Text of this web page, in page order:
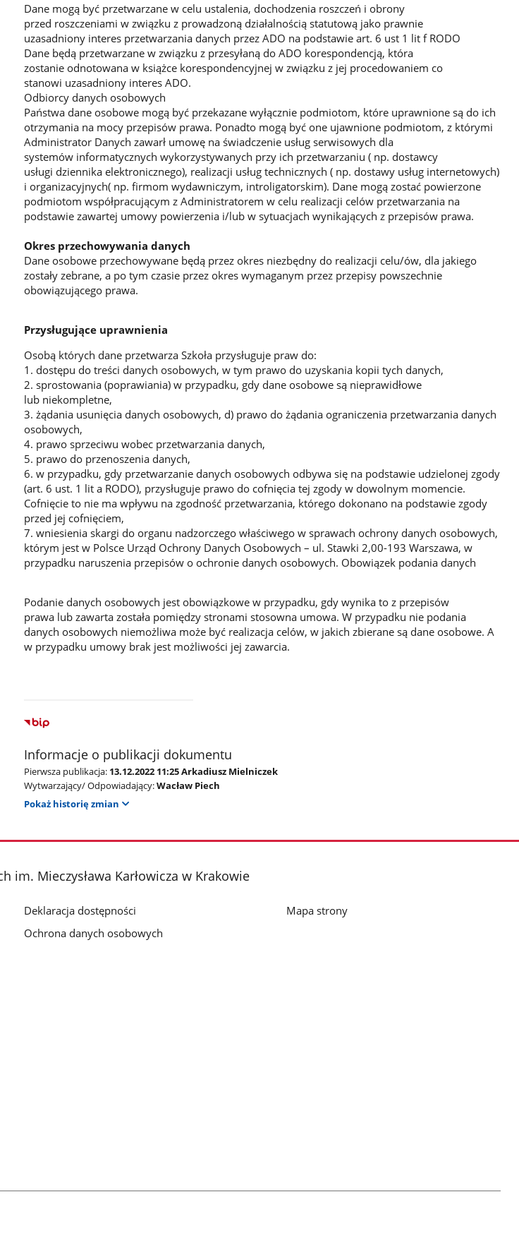
Dane mogą być przetwarzane w celu ustalenia, dochodzenia roszczeń i obrony
przed roszczeniami w związku z prowadzoną działalnością statutową jako prawnie
uzasadniony interes przetwarzania danych przez ADO na podstawie art. 6 ust 1 lit f RODO
Dane będą przetwarzane w związku z przesyłaną do ADO korespondencją, która
zostanie odnotowana w książce korespondencyjnej w związku z jej procedowaniem co
stanowi uzasadniony interes ADO.
Odbiorcy danych osobowych
Państwa dane osobowe mogą być przekazane wyłącznie podmiotom, które uprawnione są do ich
otrzymania na mocy przepisów prawa. Ponadto mogą być one ujawnione podmiotom, z którymi
Administrator Danych zawarł umowę na świadczenie usług serwisowych dla
systemów informatycznych wykorzystywanych przy ich przetwarzaniu ( np. dostawcy
usługi dziennika elektronicznego), realizacji usług technicznych ( np. dostawy usług internetowych)
i organizacyjnych( np. firmom wydawniczym, introligatorskim). Dane mogą zostać powierzone
podmiotom współpracującym z Administratorem w celu realizacji celów przetwarzania na
podstawie zawartej umowy powierzenia i/lub w sytuacjach wynikających z przepisów prawa.
Okres przechowywania danych
Dane osobowe przechowywane będą przez okres niezbędny do realizacji celu/ów, dla jakiego
zostały zebrane, a po tym czasie przez okres wymaganym przez przepisy powszechnie
obowiązującego prawa.
Przysługujące uprawnienia
Osobą których dane przetwarza Szkoła przysługuje praw do:
1. dostępu do treści danych osobowych, w tym prawo do uzyskania kopii tych danych,
2. sprostowania (poprawiania) w przypadku, gdy dane osobowe są nieprawidłowe
lub niekompletne,
3. żądania usunięcia danych osobowych, d) prawo do żądania ograniczenia przetwarzania danych
osobowych,
4. prawo sprzeciwu wobec przetwarzania danych,
5. prawo do przenoszenia danych,
6. w przypadku, gdy przetwarzanie danych osobowych odbywa się na podstawie udzielonej zgody
(art. 6 ust. 1 lit a RODO), przysługuje prawo do cofnięcia tej zgody w dowolnym momencie.
Cofnięcie to nie ma wpływu na zgodność przetwarzania, którego dokonano na podstawie zgody
przed jej cofnięciem,
7. wniesienia skargi do organu nadzorczego właściwego w sprawach ochrony danych osobowych,
którym jest w Polsce Urząd Ochrony Danych Osobowych – ul. Stawki 2,00-193 Warszawa, w
przypadku naruszenia przepisów o ochronie danych osobowych. Obowiązek podania danych
Podanie danych osobowych jest obowiązkowe w przypadku, gdy wynika to z przepisów
prawa lub zawarta została pomiędzy stronami stosowna umowa. W przypadku nie podania
danych osobowych niemożliwa może być realizacja celów, w jakich zbierane są dane osobowe. A
w przypadku umowy brak jest możliwości jej zawarcia.
Informacje o publikacji dokumentu
Pierwsza publikacja: 13.12.2022 11:25 Arkadiusz Mielniczek
Wytwarzający/ Odpowiadający:Wacław Piech
Pokaż historię zmian
im. Mieczysława Karłowicza w Krakowie
Deklaracja dostępności
Ochrona danych osobowych
Mapa strony